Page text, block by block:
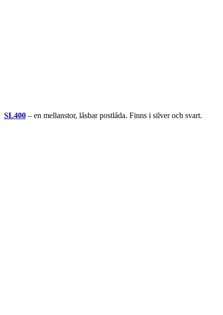
SL400 – en mellanstor, låsbar postlåda. Finns i silver och svart.